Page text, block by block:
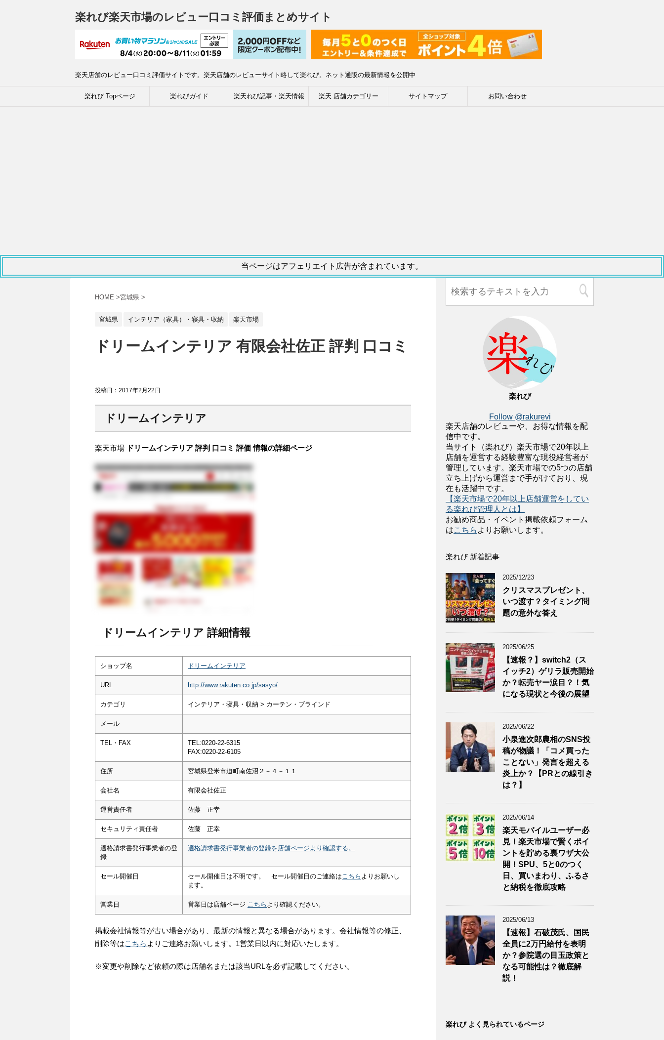
楽れび楽天市場のレビュー口コミ評価まとめサイト
楽天店舗のレビュー口コミ評価サイトです。楽天店舗のレビューサイト略して楽れび。ネット通販の最新情報を公開中
楽れび Topページ 楽れびガイド 楽天れび記事・楽天情報 楽天 店舗カテゴリー サイトマップ お問い合わせ
当ページはアフェリエイト広告が含まれています。
HOME >宮城県 >
宮城県 インテリア（家具）・寝具・収納 楽天市場
ドリームインテリア 有限会社佐正 評判 口コミ
投稿日： 2017年2月22日
ドリームインテリア
楽天市場 ドリームインテリア 評判 口コミ 評価 情報の詳細ページ
ドリームインテリア 詳細情報
ショップ名 ドリームインテリア
URL http://www.rakuten.co.jp/sasyo/
カテゴリ インテリア・寝具・収納 > カーテン・ブラインド
メール
TEL・FAX
TEL:0220-22-6315
FAX:0220-22-6105
住所 宮城県登米市迫町南佐沼２－４－１１
会社名 有限会社佐正
運営責任者 佐藤 正幸
セキュリティ責任者 佐藤 正幸
適格請求書発行事業者の登
録
適格請求書発行事業者の登録を店舗ページより確認する。
セール開催日 セール開催日は不明です。 セール開催日のご連絡は こちら よりお願いし
ます。
営業日 営業日は店舗ページ こちら より確認ください。
掲載会社情報等が古い場合があり、最新の情報と異なる場合があります。会社情報等の修正、
削除等はこちら よりご連絡お願いします。1営業日以内に対応いたします。
※変更や削除など依頼の際は店舗名または該当URLを必ず記載してください。
楽れび
Follow @rakurevi
楽天店舗のレビューや、お得な情報を配
信中です。
当サイト（楽れび）楽天市場で20年以上
店舗を運営する経験豊富な現役経営者が
管理しています。楽天市場での5つの店舗
立ち上げから運営まで手がけており、現
在も活躍中です。
【楽天市場で20年以上店舗運営をしてい
る楽れび管理人とは】
お勧め商品・イベント掲載依頼フォーム
はこちら よりお願いします。
楽れび 新着記事
2025/12/23
クリスマスプレゼント、
いつ渡す？タイミング問
題の意外な答え
2025/06/25
【速報？】switch2（ス
イッチ2）ゲリラ販売開始
か？転売ヤー涙目？！気
になる現状と今後の展望
2025/06/22
小泉進次郎農相のSNS投
稿が物議！「コメ買った
ことない」発言を超える
炎上か？【PRとの線引き
は？】
2025/06/14
楽天モバイルユーザー必
見！楽天市場で賢くポイ
ントを貯める裏ワザ大公
開！SPU、5と0のつく
日、買いまわり、ふるさ
と納税を徹底攻略
2025/06/13
【速報】石破茂氏、国民
全員に2万円給付を表明
か？参院選の目玉政策と
なる可能性は？徹底解
説！
楽れび よく見られているページ